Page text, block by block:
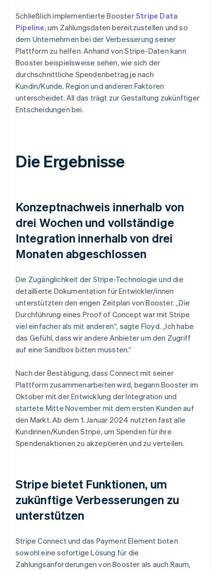
Schließlich implementierte BoosterStripe Data
Pipeline, um Zahlungsdaten bereitzustellen und so
dem Unternehmen bei der Verbesserung seiner
Plattform zu helfen. Anhand von Stripe-Daten kann
Booster beispielsweise sehen, wie sich der
durchschnittliche Spendenbetrag je nach
Kundin/Kunde, Region und anderen Faktoren
unterscheidet. All das trägt zur Gestaltung zukünftiger
Entscheidungen bei.
Die Ergebnisse
Konzeptnachweis innerhalb von
drei Wochen und vollständige
Integration innerhalb von drei
Monaten abgeschlossen
Die Zugänglichkeit der Stripe-Technologie und die
detaillierte Dokumentation für Entwickler/innen
unterstützten den engen Zeitplan von Booster. „Die
Durchführung eines Proof of Concept war mit Stripe
viel einfacher als mit anderen“, sagte Floyd. „Ich habe
das Gefühl, dass wir andere Anbieter um den Zugriff
auf eine Sandbox bitten mussten.“
Nach der Bestätigung, dass Connect mit seiner
Plattform zusammenarbeiten wird, begann Booster im
Oktober mit der Entwicklung der Integration und
startete Mitte November mit dem ersten Kunden auf
den Markt. Ab dem 1. Januar 2024 nutzten fast alle
Kundinnen/Kunden Stripe, um Spenden für ihre
Spendenaktionen zu akzeptieren und zu verteilen.
Stripe bietet Funktionen, um
zukünftige Verbesserungen zu
unterstützen
Stripe Connect und das Payment Element boten
sowohl eine sofortige Lösung für die
Zahlungsanforderungen von Booster als auch Raum,